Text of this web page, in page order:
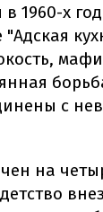
в 1960-х
с
на